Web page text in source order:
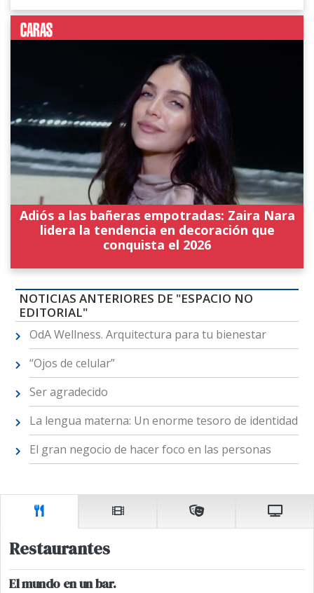
Adiós a las bañeras empotradas: Zaira Nara
lidera la tendencia en decoración que
conquista el 2026
NOTICIAS ANTERIORES DE "ESPACIO NO
EDITORIAL"
OdA Wellness. Arquitectura para tu bienestar
“Ojos de celular”
Ser agradecido
La lengua materna: Un enorme tesoro de identidad
El gran negocio de hacer foco en las personas
Restaurantes
El mundo en un bar.